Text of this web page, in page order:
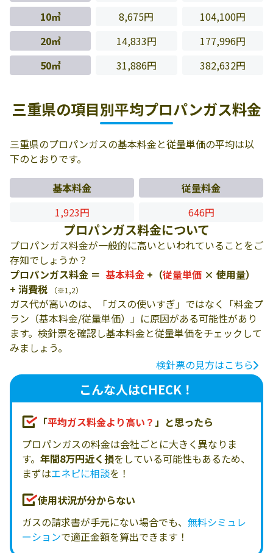
10㎥
8,675円
104,100円
20㎥
14,833円
177,996円
50㎥
31,886円 382,632円
三重県の項目別平均プロパンガス料金
三重県のプロパンガスの基本料金と従量単価の平均は以
下のとおりです。
基本料金
従量料金
1,923円
646円
プロパンガス料金について
プロパンガス料金が一般的に高いといわれていることをご
存知でしょうか？
プロパンガス料金 ＝ 基本料金 +（従量単価 × 使用量）
+ 消費税
（※1,2）
ガス代が高いのは、「ガスの使いすぎ」ではなく「料金プ
ラン（基本料金/従量単価）」に原因がある可能性があり
ます。検針票を確認し基本料金と従量単価をチェックして
みましょう。
検針票の見方はこちら
こんな人はCHECK！
「平均ガス料金より高い？」と思ったら
プロパンガスの料金は会社ごとに大きく異なりま
す。 年間8万円近く損をしている可能性もあるため、
まずはエネピに相談を！
使用状況が分からない
ガスの請求書が手元にない場合でも、 無料シミュレ
ーションで適正金額を算出できます！